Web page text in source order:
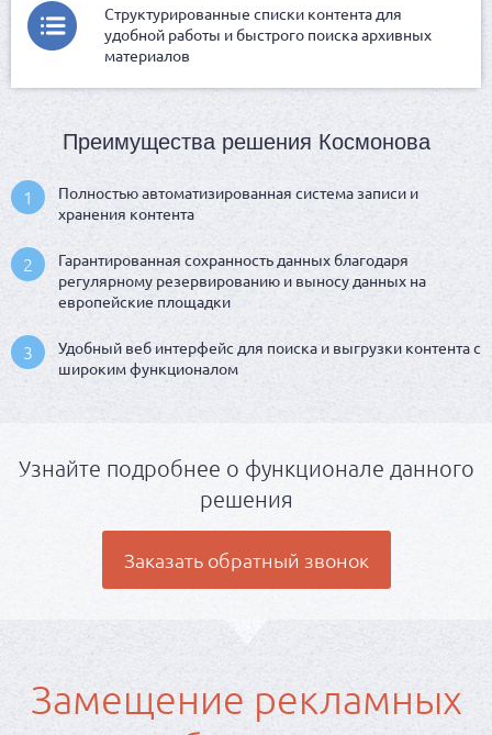
Структурированные списки контента для
удобной работы и быстрого поиска архивных
материалов
Преимущества решения Космонова
1
Полностью автоматизированная система записи и
хранения контента
2
Гарантированная сохранность данных благодаря
регулярному резервированию и выносу данных на
европейские площадки
3
Удобный веб интерфейс для поиска и выгрузки контента с
широким функционалом
Узнайте подробнее о функционале данного
решения
Заказать обратный звонок
Замещение рекламных